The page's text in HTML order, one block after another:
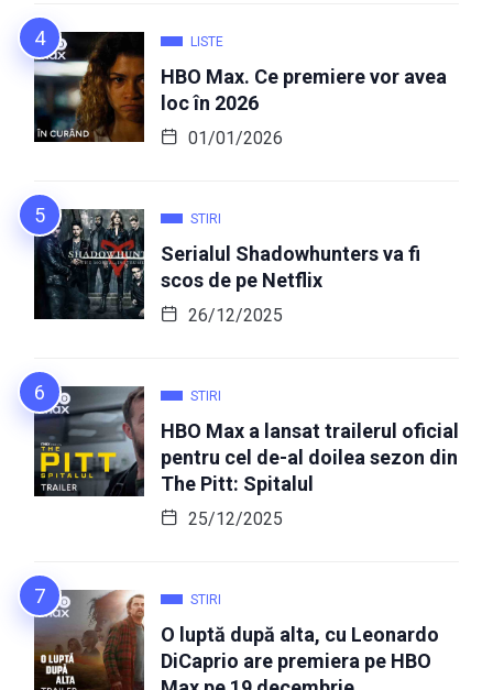
LISTE
HBO Max. Ce premiere vor avea
loc în 2026
01/01/2026
STIRI
Serialul Shadowhunters va fi
scos de pe Netflix
26/12/2025
STIRI
HBO Max a lansat trailerul oficial
pentru cel de-al doilea sezon din
The Pitt: Spitalul
25/12/2025
STIRI
O luptă după alta, cu Leonardo
DiCaprio are premiera pe HBO